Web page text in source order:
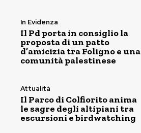
In Evidenza
Il Pd porta in consiglio la
proposta di un patto
d’amicizia tra Foligno e una
comunità palestinese
Attualità
Il Parco di Colfiorito anima
le sagre degli altipiani tra
escursioni e birdwatching